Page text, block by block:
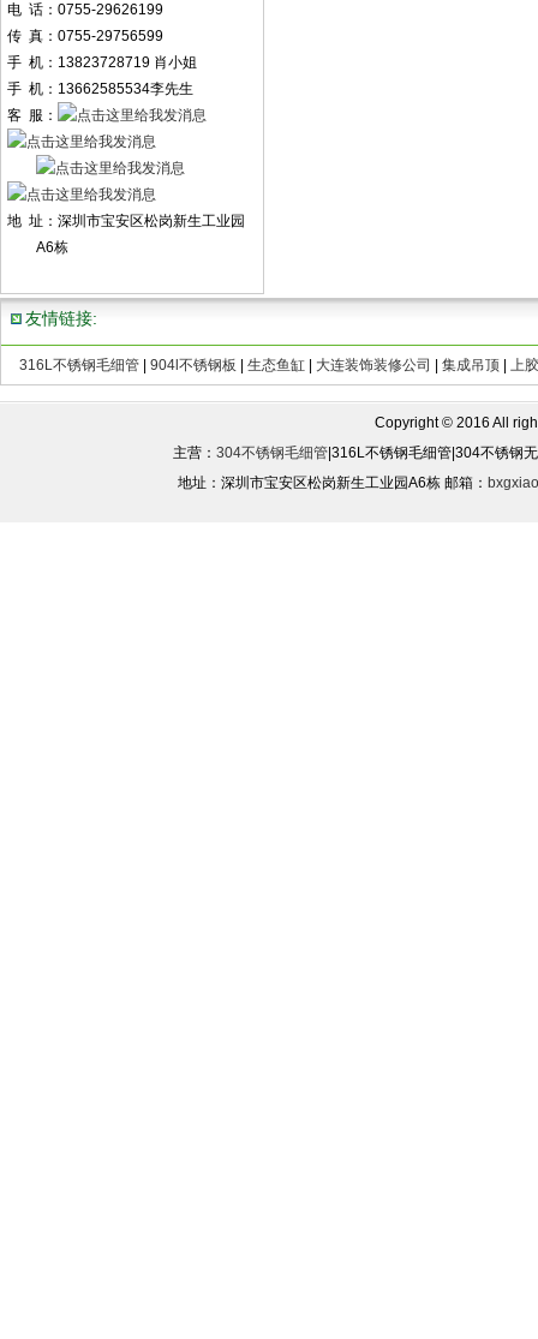
电 话：0755-29626199
传 真：0755-29756599
手 机：13823728719 肖小姐
手 机：13662585534李先生
客 服：
地 址：深圳市宝安区松岗新生工业园
A6栋
友情链接:
316L不锈钢毛细管| 904l不锈钢板 生态鱼缸| 大连装饰装修公司 集成吊顶| 上
Copyright © 2016 All
主营： 304不锈钢毛细管|316L不锈钢毛细管|304不锈钢
地址：深圳市宝安区松岗新生工业园A6栋 邮箱：